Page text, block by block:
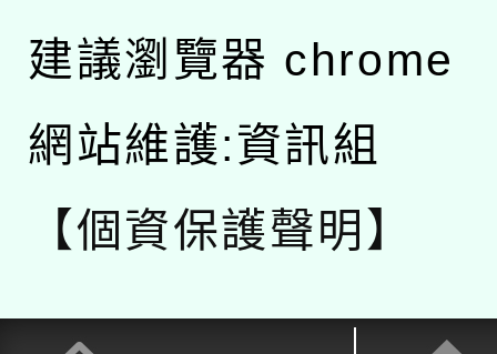
建議瀏覽器 chrome
網站維護:資訊組
【個資保護聲明】